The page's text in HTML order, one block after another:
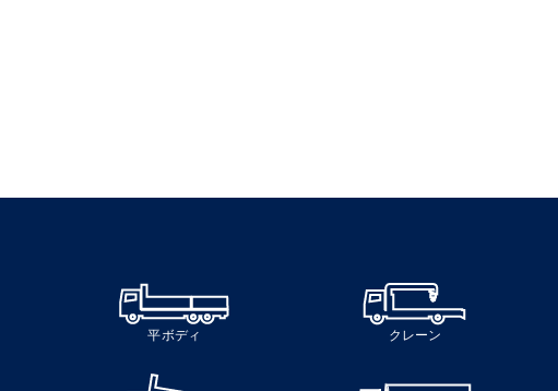
平ボディ クレーン